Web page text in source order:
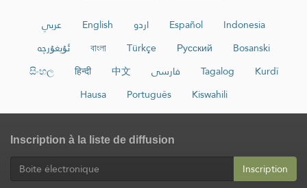
عربي English اردو Español
Indonesia
ئۇيغۇرچە
বাংলা Türkçe Русский
Bosanski
සිංහල
हिन्दी 中文 فارسی Tagalog
Kurdî
Hausa
Português Kiswahili
Inscription à la liste de diffusion
Inscription